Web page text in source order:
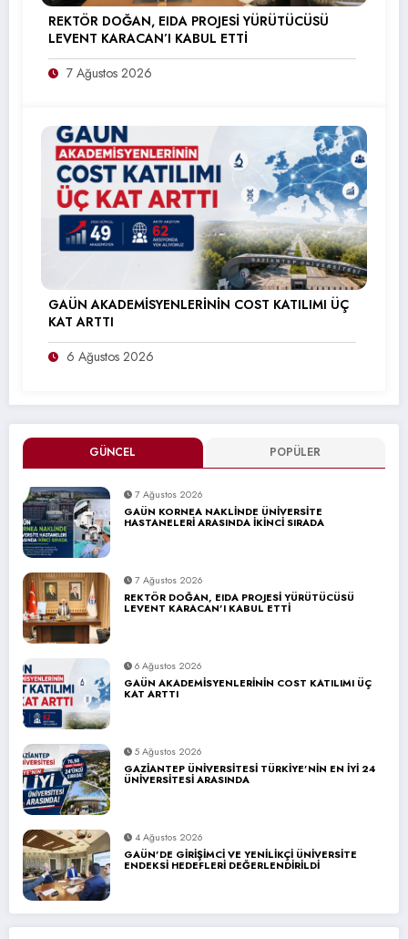
GÜNCEL POPÜLER
7 Ağustos 2026
GAÜN KORNEA NAKLİNDE ÜNİVERSİTE
HASTANELERİ ARASINDA İKİNCİ SIRADA
7 Ağustos 2026
REKTÖR DOĞAN, EIDA PROJESİ YÜRÜTÜCÜSÜ
LEVENT KARACAN’I KABUL ETTİ
6 Ağustos 2026
GAÜN AKADEMİSYENLERİNİN COST KATILIMI ÜÇ
KAT ARTTI
5 Ağustos 2026
GAZİANTEP ÜNİVERSİTESİ TÜRKİYE’NİN EN İYİ 24
ÜNİVERSİTESİ ARASINDA
4 Ağustos 2026
GAÜN’DE GİRİŞİMCİ VE YENİLİKÇİ ÜNİVERSİTE
ENDEKSİ HEDEFLERİ DEĞERLENDİRİLDİ
REKTÖR DOĞAN, EIDA PROJESİ YÜRÜTÜCÜSÜ
LEVENT KARACAN’I KABUL ETTİ
7 Ağustos 2026
GAÜN AKADEMİSYENLERİNİN COST KATILIMI ÜÇ
KAT ARTTI
6 Ağustos 2026